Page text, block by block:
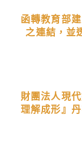
函轉教育部
之連結，並
財團法人現
理解成形』